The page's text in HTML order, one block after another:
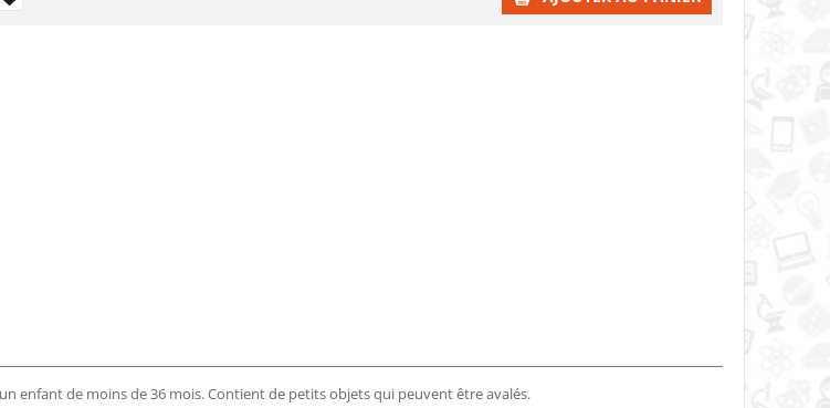
enfant de moins de 36 mois. Contient de petits objets qui peuvent être avalés.